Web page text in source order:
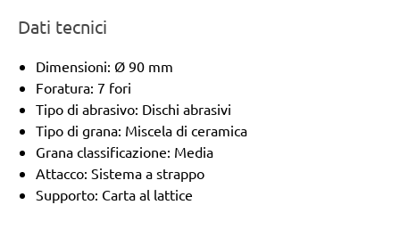
Dati tecnici
Dimensioni: Ø 90 mm
Foratura: 7 fori
Tipo di abrasivo: Dischi abrasivi
Tipo di grana: Miscela di ceramica
Grana classificazione: Media
Attacco: Sistema a strappo
Supporto: Carta al lattice